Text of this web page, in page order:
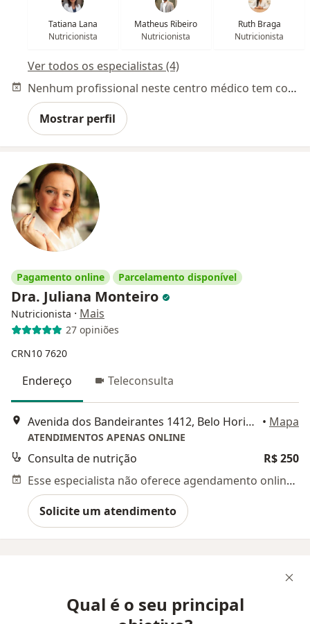
Tatiana Lana
Nutricionista
Matheus Ribeiro
Nutricionista
Ruth Braga
Nutricionista
Ver todos os especialistas (4)
Nenhum profissional neste centro médico tem consultas disponíveis
Mostrar perfil
Pagamento online Parcelamento disponível
Dra. Juliana Monteiro
Nutricionista · Mais
27 opiniões
CRN10 7620
Endereço Teleconsulta
Avenida dos Bandeirantes 1412, Belo Horizonte • Mapa
ATENDIMENTOS APENAS ONLINE
Consulta de nutrição
R$ 250
Esse especialista não oferece agendamento online para esse endereço.
Solicite um atendimento
Qual é o seu principal